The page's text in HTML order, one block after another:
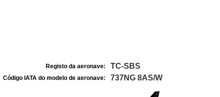
Registo da aeronave: TC-SBS
Código IATA do modelo de aeronave: 737NG 8AS/W